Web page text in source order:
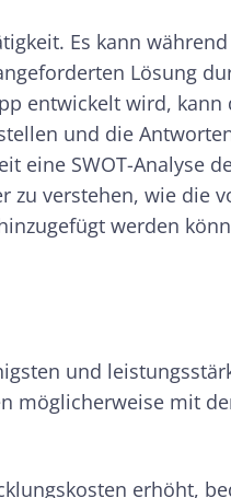
Es kann
Lösung
entwickelt wird,
und die
eine SWOT-Analyse
verstehen, wie die
werden
und
möglicherweise mit
erhöht,